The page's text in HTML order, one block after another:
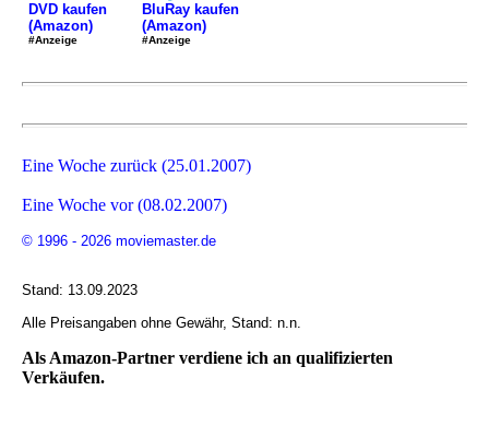
DVD kaufen
(Amazon)
#Anzeige
BluRay kaufen
(Amazon)
#Anzeige
Eine Woche zurück (25.01.2007)
Eine Woche vor (08.02.2007)
© 1996 - 2026 moviemaster.de
Stand: 13.09.2023
Alle Preisangaben ohne Gewähr, Stand: n.n.
Als Amazon-Partner verdiene ich an qualifizierten
Verkäufen.